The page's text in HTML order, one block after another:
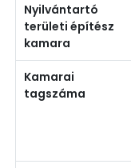
Nyilvántartó
területi építész
kamara
Kamarai
tagszáma